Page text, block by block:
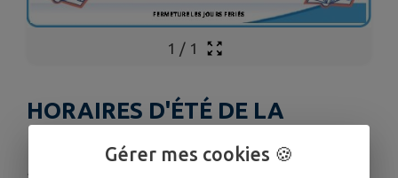
1 / 1
HORAIRES D'ÉTÉ DE LA
BIBLIOTHÈQUE
Publié le lundi 29 juin 2026 - Collobrières
Gérer mes cookies 🍪